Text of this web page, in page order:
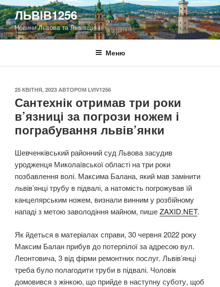
Перейти
до
вмісту
ЛЬВІВ1256
Новини Львова та Львівщини
Меню
ОПУБЛІКОВАНО
25 КВІТНЯ, 2023 АВТОРОМ LVIV1256
Сантехнік отримав три роки
в’язниці за погрози ножем і
пограбування львів’янки
Шевченківський районний суд Львова засудив
уродженця Миколаївської області на три роки
позбавлення волі. Максима Балана, який мав замінити
львів’янці трубу в підвалі, а натомість погрожував їй
канцелярським ножем, визнали винним у розбійному
нападі з метою заволодіння майном, пишеZAXID.NET.
Як йдеться в матеріалах справи, 30 червня 2022 року
Максим Балан прибув до потерпілої за адресою вул.
Леонтовича, 3 від фірми ремонтних послуг. Львів’янці
треба було полагодити труби в підвалі. Чоловік
домовився з жінкою, що прийде в наступну суботу, щоб